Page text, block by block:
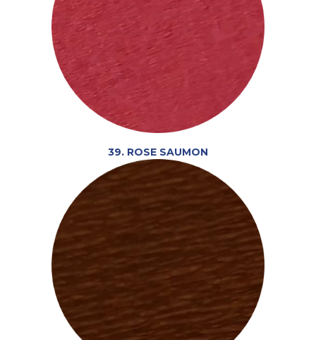
39. ROSE SAUMON